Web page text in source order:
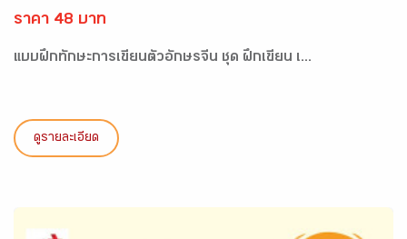
ราคา 48 บาท
แบบฝึกทักษะการเขียนตัวอักษรจีน ชุด ฝึกเขียน เ...
ดูรายละเอียด